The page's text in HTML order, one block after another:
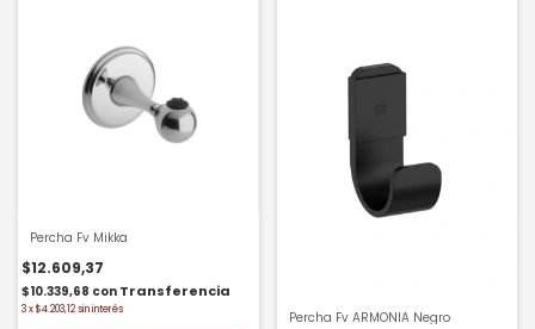
Percha Fv Mikka
$12.609,37
$10.339,68 con
3x$4.203,12sin interés Percha Fv ARMONIA Negro